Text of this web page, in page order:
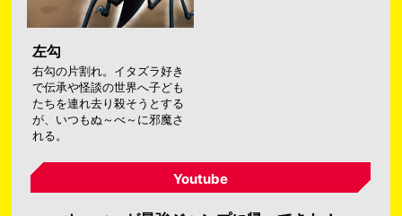
左勾
右勾の片割れ。イタズラ好き
で伝承や怪談の世界へ子ども
たちを連れ去り殺そうとする
が、いつもぬ～べ～に邪魔さ
れる。
Youtube